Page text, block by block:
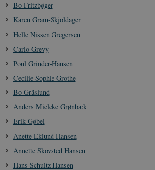
Bo Fritzbøger
Karen Gram-Skjoldager
Helle Nissen Gregersen
Carlo Grevy
Poul Grinder-Hansen
Cecilie Sophie Grothe
Bo Gräslund
Anders Mielcke Grønbæk
Erik Gøbel
Anette Eklund Hansen
Annette Skovsted Hansen
Hans Schultz Hansen